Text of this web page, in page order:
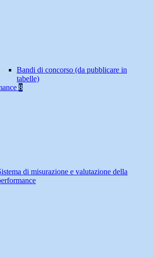
Bandi di concorso (da pubblicare in
tabelle)
8
di misurazione e valutazione della